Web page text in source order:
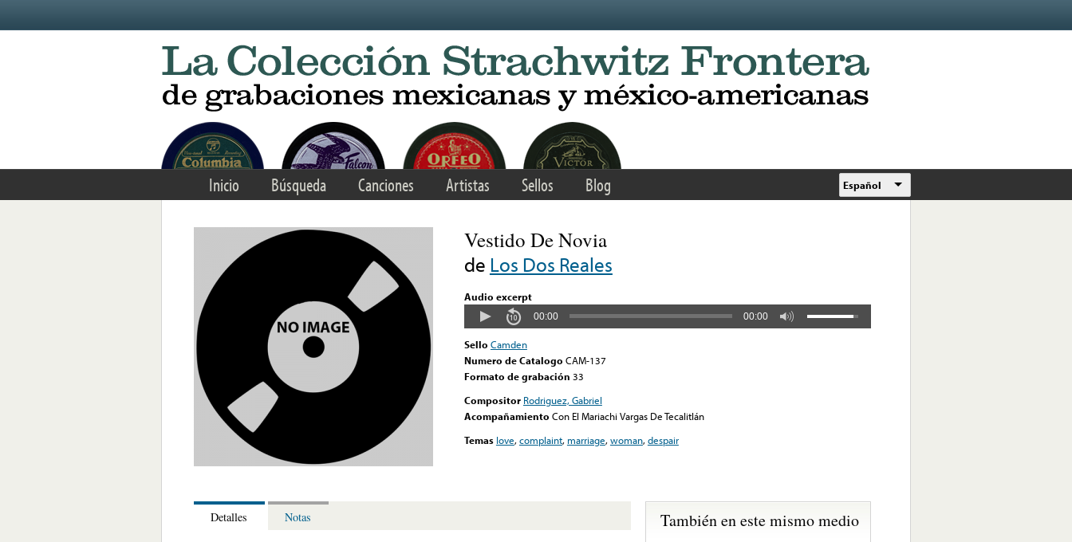
Inicio Búsqueda Canciones Artistas Sellos Blog Español
Vestido De Novia
de Los Dos Reales
Audio excerpt
00:00 00:00
Sello Camden
Numero de Catalogo CAM-137
Formato de grabación 33
Compositor Rodriguez, Gabriel
Acompañamiento Con El Mariachi Vargas De Tecalitlán
Temas love,complaint, marriage,woman,despair
Detalles Notas También en este mismo medio